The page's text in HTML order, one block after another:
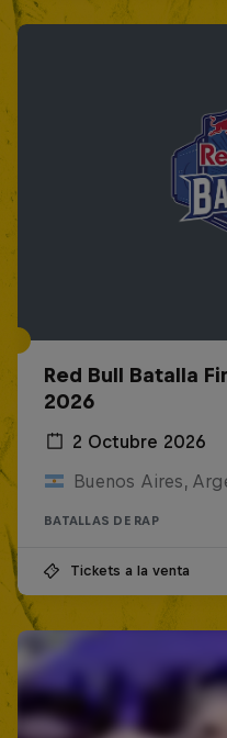
Red Bull Batalla
2026
2 Octubre 2026
Buenos Aires,
BATALLAS DE RAP
Tickets a la venta